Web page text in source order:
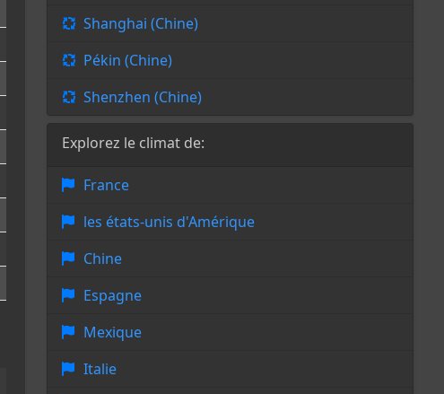
Shanghai (Chine)
Pékin (Chine)
Shenzhen (Chine)
Explorez le climat de:
France
les états-unis d'Amérique
Chine
Espagne
Mexique
Italie